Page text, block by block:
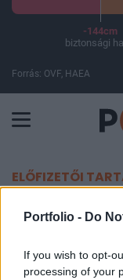
Portfolio - Do
If you wish to opt-
processing of your
-144cm
biztonsági
Forrás: OVF, HAEA
ELŐFIZETŐI
Ezen a
Portfolio
2005. október 26.